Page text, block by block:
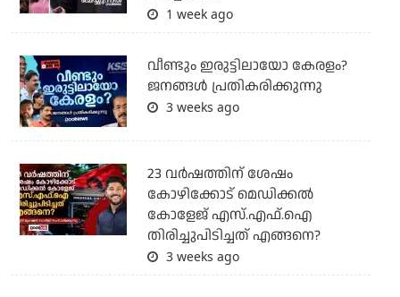
1 week ago
വീണ്ടും ഇരുട്ടിലായോ കേരളം?
ജനങ്ങൾ പ്രതികരിക്കുന്നു
3 weeks ago
23 വർഷത്തിന് ശേഷം
കോഴിക്കോട് മെഡിക്കൽ
കോളേജ് എസ്.എഫ്.ഐ
തിരിച്ചുപിടിച്ചത് എങ്ങനെ?
3 weeks ago